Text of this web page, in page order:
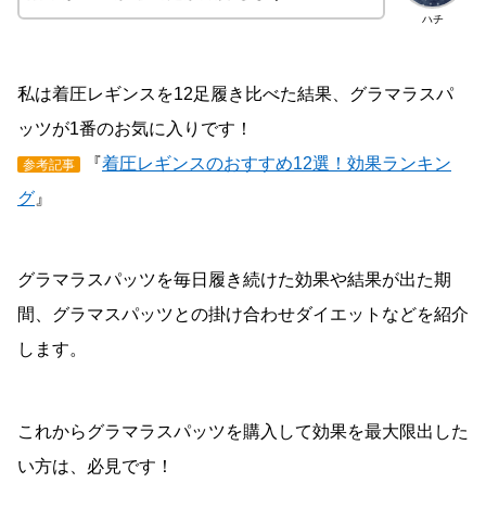
ハチ
私は着圧レギンスを12足履き比べた結果、グラマラスパ
ッツが1番のお気に入りです！
参考記事 『着圧レギンスのおすすめ12選！効果ランキン
グ 』
グラマラスパッツを毎日履き続けた効果や結果が出た期
間、グラマスパッツとの掛け合わせダイエットなどを紹介
します。
これからグラマラスパッツを購入して効果を最大限出した
い方は、必見です！